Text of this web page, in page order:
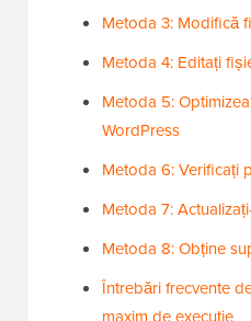
Metoda 3: Modifică
Metoda 4: Editați
Metoda 5:
WordPress
Metoda 6: Verificați
Metoda 7:
Metoda 8: Obține
Întrebări frecvente